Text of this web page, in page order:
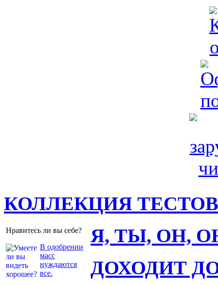
КОЛЛЕКЦИЯ ТЕСТОВ
Нравитесь ли вы себе?
В одобрении
масс
нуждаются
все.
Я, ТЫ, ОН,
ДОХОДИТ